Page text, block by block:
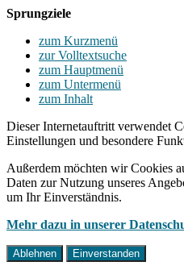
Sprungziele
zum Kurzmenü
zur Volltextsuche
zum Hauptmenü
zum Untermenü
zum Inhalt
Dieser Internetauftritt verwendet
Einstellungen und besondere
Außerdem möchten wir Cookies
Daten zur Nutzung unseres
um Ihr Einverständnis.
Mehr dazu in unserer
Ablehnen Einverstanden